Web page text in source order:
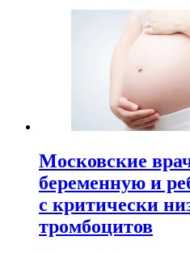
Московские
беременную и
с критически
тромбоцитов